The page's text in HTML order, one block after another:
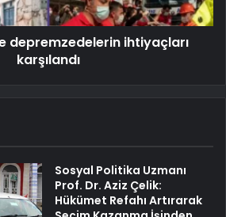
depremzedelerin ihtiyaçları
karşılandı
Sosyal Politika Uzmanı
Prof. Dr. Aziz Çelik:
Hükümet Refahı Artırarak